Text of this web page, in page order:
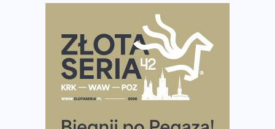
Praska 5k Run gospodarzem Mistrzostw Polski
Największy Bieg Powstania Warszawskiego w historii.
Ponad 12 tysięcy uczestników pobiegło dla Bohaterów!
Tętno vs tempo – czym kierować się w bieganiu?
Co ma dużo białka? Produkty, które warto włączyć do